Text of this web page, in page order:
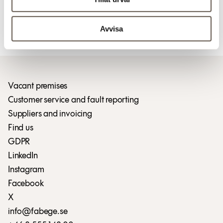
Avvisa
Download press release (pdf)
Download press release (pdf)
Vacant premises
Customer service and fault reporting
Suppliers and invoicing
Find us
GDPR
LinkedIn
Instagram
Facebook
X
info@fabege.se